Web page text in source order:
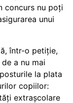
concurs nu poți
unui
într-o petiție,
a nu mai
la plata
copiilor:
extrașcolare